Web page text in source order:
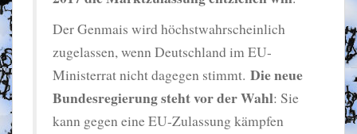
Der Genmais wird höchstwahrscheinlich
zugelassen, wenn Deutschland im EU-
Ministerrat nicht dagegen stimmt. Die neue
Bundesregierung steht vor der Wahl: Sie
kann gegen eine EU-Zulassung kämpfen